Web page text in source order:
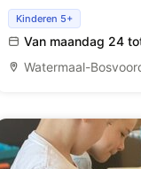
Natuurkamp
Kinderen 5+
Van maandag 24
Watermaal-